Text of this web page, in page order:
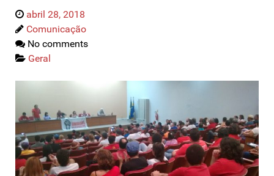
abril 28, 2018
Comunicação
No comments
Geral